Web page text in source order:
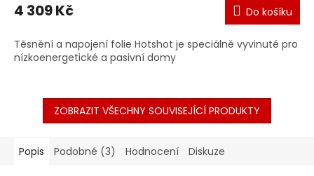
4 309 Kč Do košíku
Těsnění a napojení folie Hotshot je speciálně vyvinuté pro
nízkoenergetické a pasivní domy
ZOBRAZIT VŠECHNY SOUVISEJÍCÍ PRODUKTY
Popis Podobné (3) Hodnocení Diskuze